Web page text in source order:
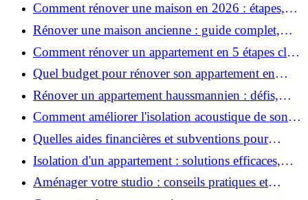
Comment rénover une maison en 2026 : étapes,
coûts et conseils ?
Rénover une maison ancienne : guide complet,
étapes, budget et astuces
Comment rénover un appartement en 5 étapes clés
?
Quel budget pour rénover son appartement en
2026 ?
Rénover un appartement haussmannien : défis,
conseils pratiques et estimation des prix
Comment améliorer l'isolation acoustique de son
appartement ?
Quelles aides financières et subventions pour
rénover votre appartement en 2026 ?
Isolation d'un appartement : solutions efficaces,
prix et conseils
Aménager votre studio : conseils pratiques et
erreurs à éviter